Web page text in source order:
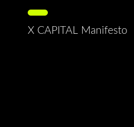
X CAPITAL Manifesto